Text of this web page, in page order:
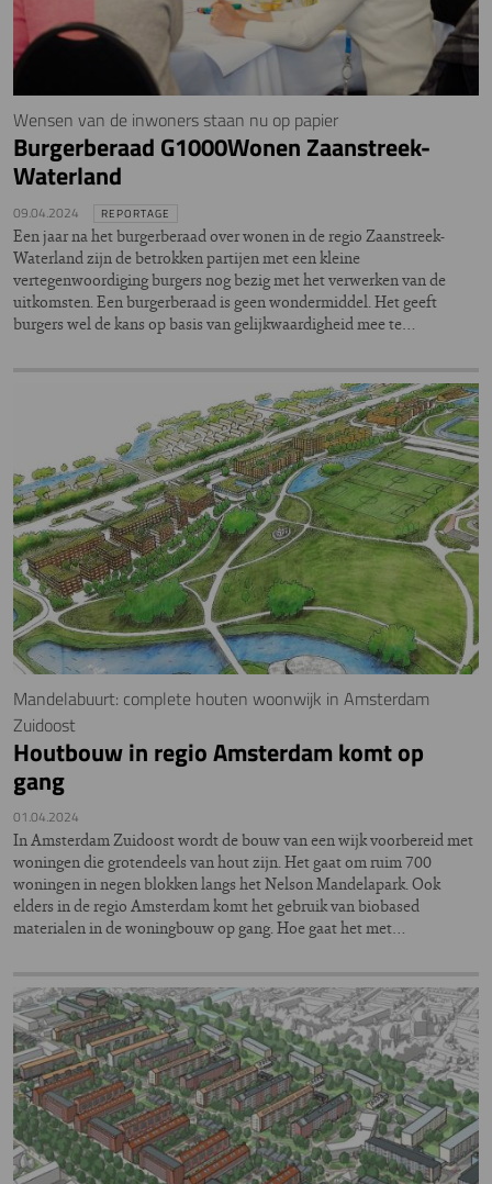
Wensen van de inwoners staan nu op papier
Burgerberaad G1000Wonen Zaanstreek-
Waterland
09.04.2024 REPORTAGE
Een jaar na het burgerberaad over wonen in de regio Zaanstreek-
Waterland zijn de betrokken partijen met een kleine
vertegenwoordiging burgers nog bezig met het verwerken van de
uitkomsten. Een burgerberaad is geen wondermiddel. Het geeft
burgers wel de kans op basis van gelijkwaardigheid mee te…
Mandelabuurt: complete houten woonwijk in Amsterdam
Zuidoost
Houtbouw in regio Amsterdam komt op
gang
01.04.2024
In Amsterdam Zuidoost wordt de bouw van een wijk voorbereid met
woningen die grotendeels van hout zijn. Het gaat om ruim 700
woningen in negen blokken langs het Nelson Mandelapark. Ook
elders in de regio Amsterdam komt het gebruik van biobased
materialen in de woningbouw op gang. Hoe gaat het met…